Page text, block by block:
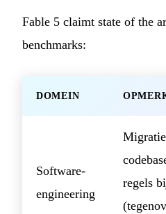
Fable 5 claimt state of the
benchmarks:
DOMEIN
Software-
engineering
regels